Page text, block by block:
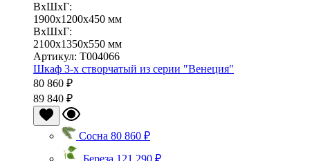
ВхШхГ:
1900x1200x450 мм
ВхШхГ:
2100x1350x550 мм
Артикул: Т004066
Шкаф 3-х створчатый из серии "Венеция"
80 860 ₽
89 840 ₽
Сосна 80 860 ₽